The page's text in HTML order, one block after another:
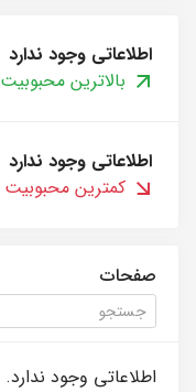
اطلاعاتی وجود ندارد
بالاترین محبوبیت
اطلاعاتی وجود ندارد
کمترین محبوبیت
صفحات
اطلاعاتی وجود ندارد.